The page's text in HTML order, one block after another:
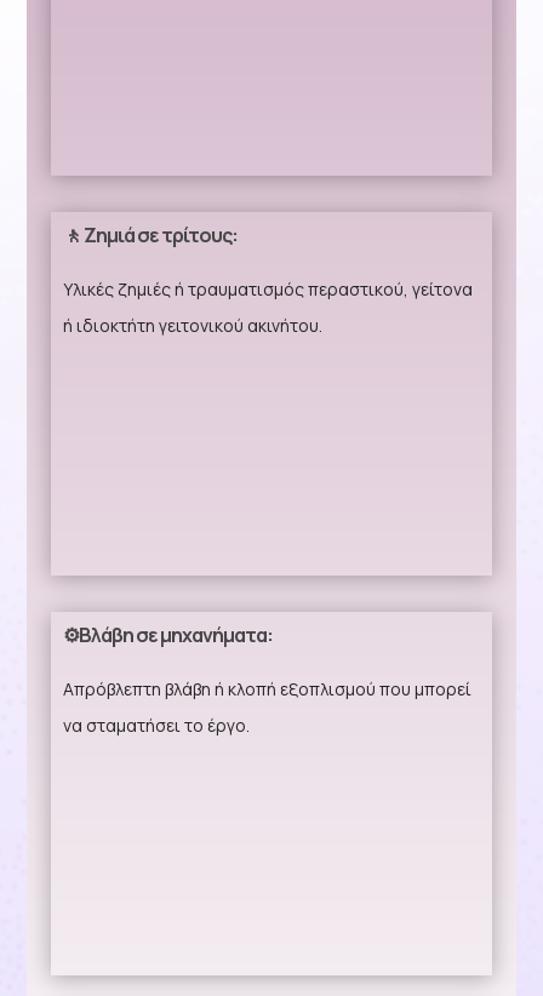
🚶 Ζημιά σε τρίτους:
Υλικές ζημιές ή τραυματισμός περαστικού, γείτονα
ή ιδιοκτήτη γειτονικού ακινήτου.
⚙️Βλάβη σε μηχανήματα:
Απρόβλεπτη βλάβη ή κλοπή εξοπλισμού που μπορεί
να σταματήσει το έργο.